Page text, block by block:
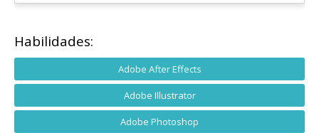
Habilidades:
Adobe After Effects
Adobe Illustrator
Adobe Photoshop